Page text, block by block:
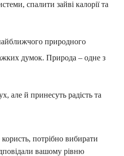
спалити зайві калорії та
природного
думок. Природа – одне з
але й принесуть радість та
потрібно вибирати
вашому рівню